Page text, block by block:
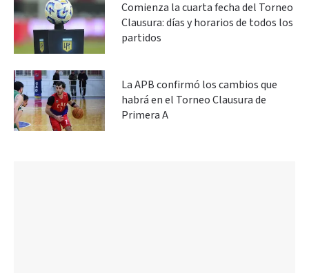
Comienza la cuarta fecha del Torneo
Clausura: días y horarios de todos los
partidos
La APB confirmó los cambios que
habrá en el Torneo Clausura de
Primera A